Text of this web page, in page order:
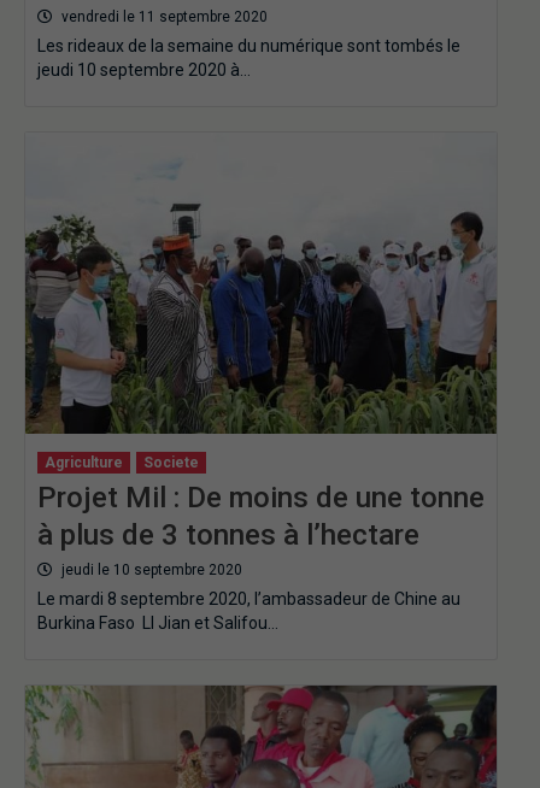
vendredi le 11 septembre 2020
Les rideaux de la semaine du numérique sont tombés le
jeudi 10 septembre 2020 à…
Agriculture Societe
Projet Mil : De moins de une tonne
à plus de 3 tonnes à l’hectare
jeudi le 10 septembre 2020
Le mardi 8 septembre 2020, l’ambassadeur de Chine au
Burkina Faso LI Jian et Salifou…